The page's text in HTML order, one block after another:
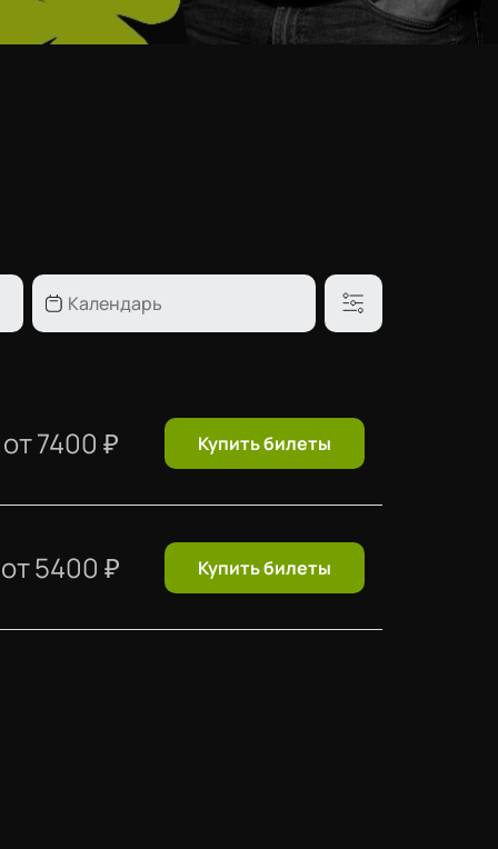
от7400 ₽ Купить билеты
от5400 ₽ Купить билеты